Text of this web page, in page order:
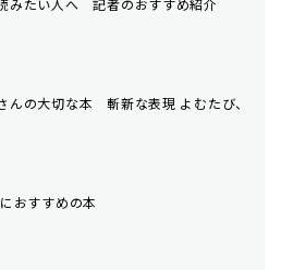
みたい人へ 記者のおすすめ紹介
んの大切な本 斬新な表現 よむたび、
おすすめの本